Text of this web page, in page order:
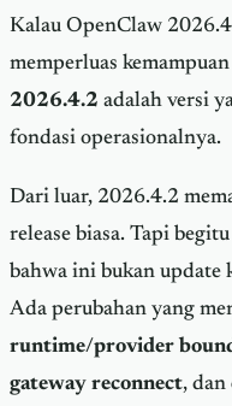
Kalau OpenClaw
memperluas
2026.4.2 adalah versi
fondasi operasionalnya.
Dari luar, 2026.4.2
release biasa. Tapi
bahwa ini bukan update
Ada perubahan yang
runtime/provider
gateway reconnect, dan